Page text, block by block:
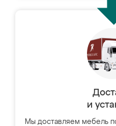
и
Мы доставляем мебель